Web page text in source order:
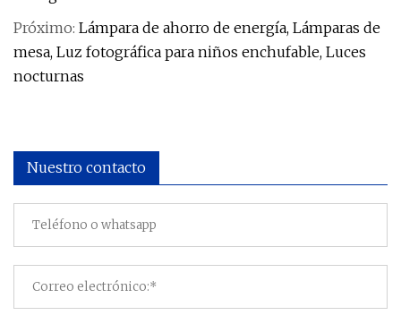
Próximo: Lámpara de ahorro de energía, Lámparas de
mesa, Luz fotográfica para niños enchufable, Luces
nocturnas
Nuestro contacto